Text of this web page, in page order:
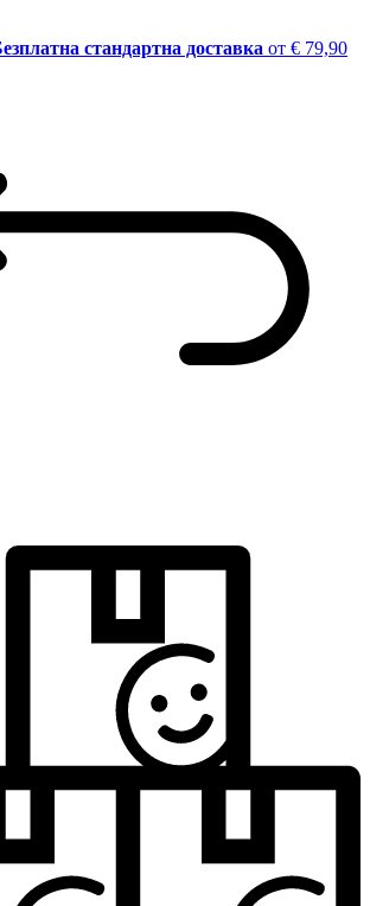
стандартна доставка от € 79,90